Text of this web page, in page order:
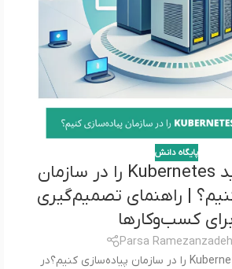
پایگاه دانش
چه زمانی باید Kubernetes را در سازمان
| راهنمای تصمیم‌گیری
کسب‌وکارها
Parsa
چه زمانی باید Kubernetes را در سازمان پیاده‌سازی کنیم؟در